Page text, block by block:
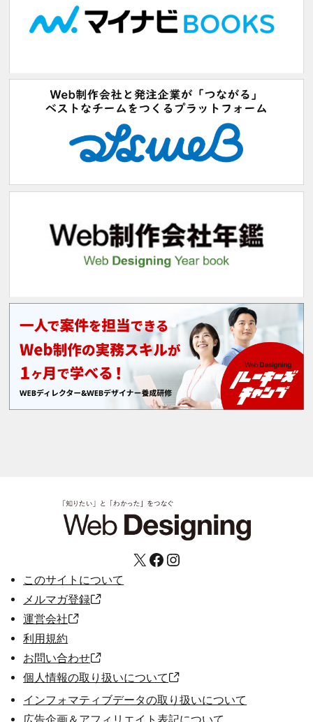
X Facebook Instagram
このサイトについて
メルマガ登録
運営会社
利用規約
お問い合わせ
個人情報の取り扱いについて
インフォマティブデータの取り扱いについて
広告企画＆アフィリエイト表記について